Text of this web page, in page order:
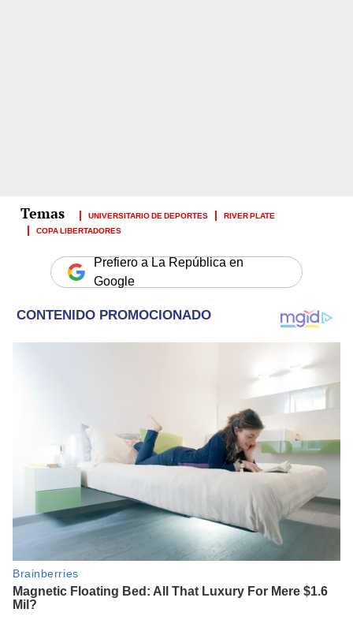
UNIVERSITARIO DE DEPORTES
RIVER PLATE
COPA LIBERTADORES
Prefiero a La República en
Google